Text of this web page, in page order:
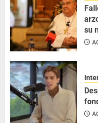
su